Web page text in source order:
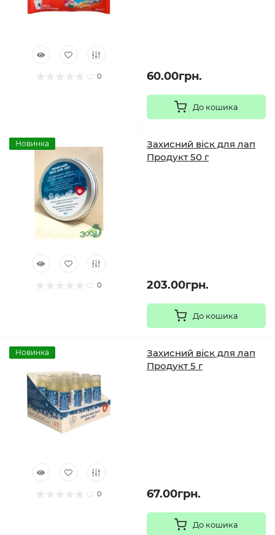
0 60.00грн.
До кошика
Новинка
0
Захисний віск для лап
Продукт 50 г
203.00грн.
До кошика
Новинка
0
Захисний віск для лап
Продукт 5 г
67.00грн.
До кошика